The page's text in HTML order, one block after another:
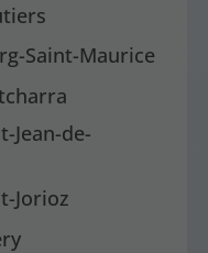
Saint-Maurice
Jean-de-
Jorioz